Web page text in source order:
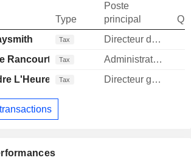
Type
Poste
principal
Tax
Directeur des operations
Rancourt Tax
Administrateur
L'HeureuxTax Directeur general